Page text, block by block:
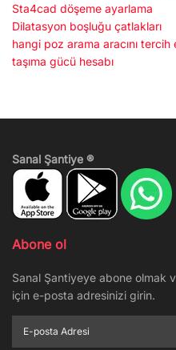
Sta4cad döşeme ayarlama
Dilatasyon boşluğu çatlakları
hangi poz arama aracını
taşıma gücü hesabı
Sanal Şantiye ®
Abone ol
Sanal Şantiyeye abone olmak
için e-posta adresinizi girin.
posta